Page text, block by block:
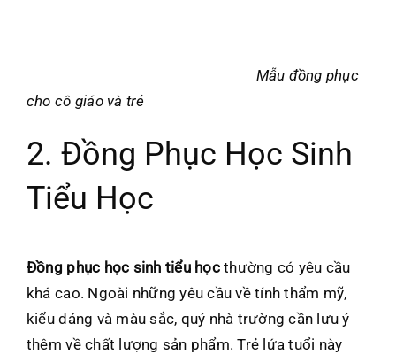
Mẫu đồng phục
cho cô giáo và trẻ
2. Đồng Phục Học Sinh
Tiểu Học
Đồng phục học sinh tiểu họcthường có yêu cầu
khá cao. Ngoài những yêu cầu về tính thẩm mỹ,
kiểu dáng và màu sắc, quý nhà trường cần lưu ý
thêm về chất lượng sản phẩm. Trẻ lứa tuổi này